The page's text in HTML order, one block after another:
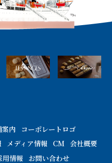
内
コーポレートロゴ
メディア情報 CM 会社概要
用情報 お問い合わせ